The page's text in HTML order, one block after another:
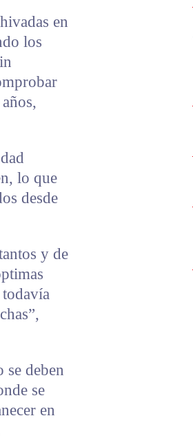
en
los
lo que
desde
y de
se deben
se
en